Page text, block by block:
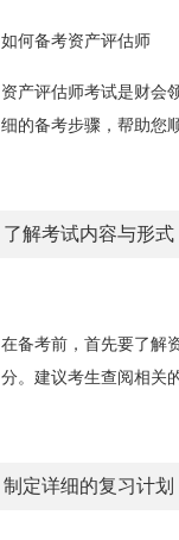
如何备考资产评估师
资产评估师考试是财会
细的备考步骤，帮助您
了解考试内容与形式
在备考前，首先要了解
分。建议考生查阅相关
制定详细的复习计划